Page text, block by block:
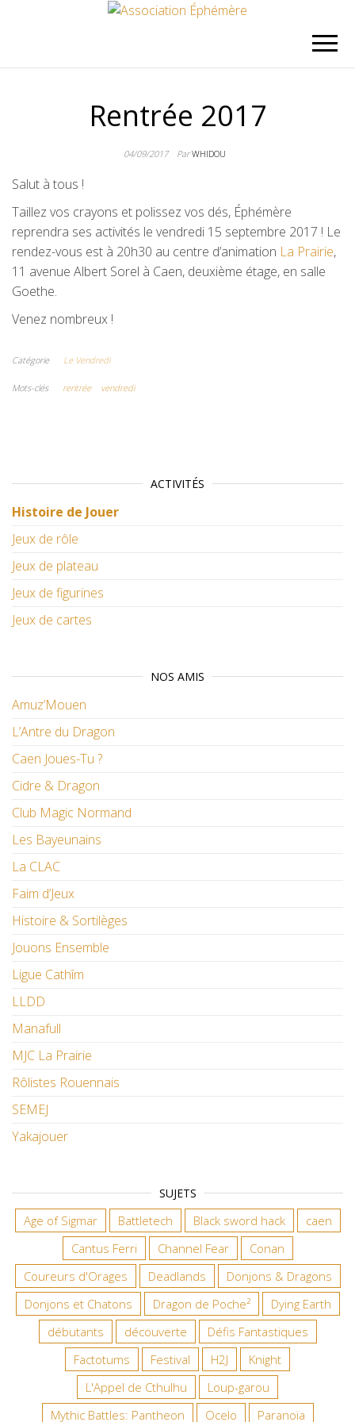
ASSOCIATION
ÉPHÉMÈRE
Rentrée 2017
04/09/2017 ParWHIDOU
Salut à tous !
Taillez vos crayons et polissez vos dés, Éphémère
reprendra ses activités le vendredi 15 septembre 2017 ! Le
rendez-vous est à 20h30 au centre d’animation La Prairie,
11 avenue Albert Sorel à Caen, deuxième étage, en salle
Goethe.
Venez nombreux !
Catégorie Le Vendredi
Mots-clés rentrée vendredi
ACTIVITÉS
Histoire de Jouer
Jeux de rôle
Jeux de plateau
Jeux de figurines
Jeux de cartes
NOS AMIS
Amuz’Mouen
L’Antre du Dragon
Caen Joues-Tu ?
Cidre & Dragon
Club Magic Normand
Les Bayeunains
La CLAC
Faim d’Jeux
Histoire & Sortilèges
Jouons Ensemble
Ligue Cathîm
LLDD
Manafull
MJC La Prairie
Rôlistes Rouennais
SEMEJ
Yakajouer
SUJETS
Age of Sigmar Battletech Black sword hack
caen
Cantus Ferri
Channel Fear
Conan
Coureurs d'Orages
Deadlands
Donjons & Dragons
Donjons et Chatons
Dragon de Poche²
Dying Earth
débutants
découverte
Défis Fantastiques
Factotums
Festival H2J
Knight
L'Appel de Cthulhu
Loup-garou
Mythic Battles: Pantheon
Ocelo Paranoïa